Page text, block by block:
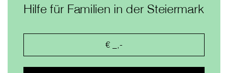
Hilfe für Familien in der Steiermark